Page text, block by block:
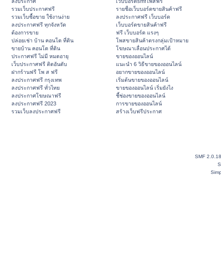
รวมเว็บประกาศฟรี
รวมเว็บซื้อขาย ใช้งานง่าย
ลงประกาศฟรี ทุกจังหวัด
ต้องการขาย
ปล่อยเช่า บ้าน คอนโด ที่ดิน
ขายบ้าน คอนโด ที่ดิน
ประกาศฟรี ไม่มี หมดอายุ
เว็บประกาศฟรี ติดอันดับ
ฝากร้านฟรี โพ ส ฟรี
ลงประกาศฟรี กรุงเทพ
ลงประกาศฟรี ทั่วไทย
ลงประกาศโฆษณาฟรี
ลงประกาศฟรี 2023
รวมเว็บลงประกาศฟรี
รายชื่อเว็บบอร์ดขายสินค้าฟรี
ลงประกาศฟรี เว็บบอร์ด
เว็บบอร์ดขายสินค้าฟรี
ฟรี เว็บบอร์ด แรงๆ
โพสขายสินค้าตรงกลุ่มเป้าหมาย
โฆษณาเลื่อนประกาศได้
ขายของออนไลน์
แนะนำ 6 วิธีขายของออนไลน์
อยากขายของออนไลน์
เริ่มต้นขายของออนไลน์
ขายของออนไลน์ เริ่มยังไง
ชี้ช่องขายของออนไลน์
การขายของออนไลน์
สร้างเว็บฟรีประกาศ
SMF 2.0.18